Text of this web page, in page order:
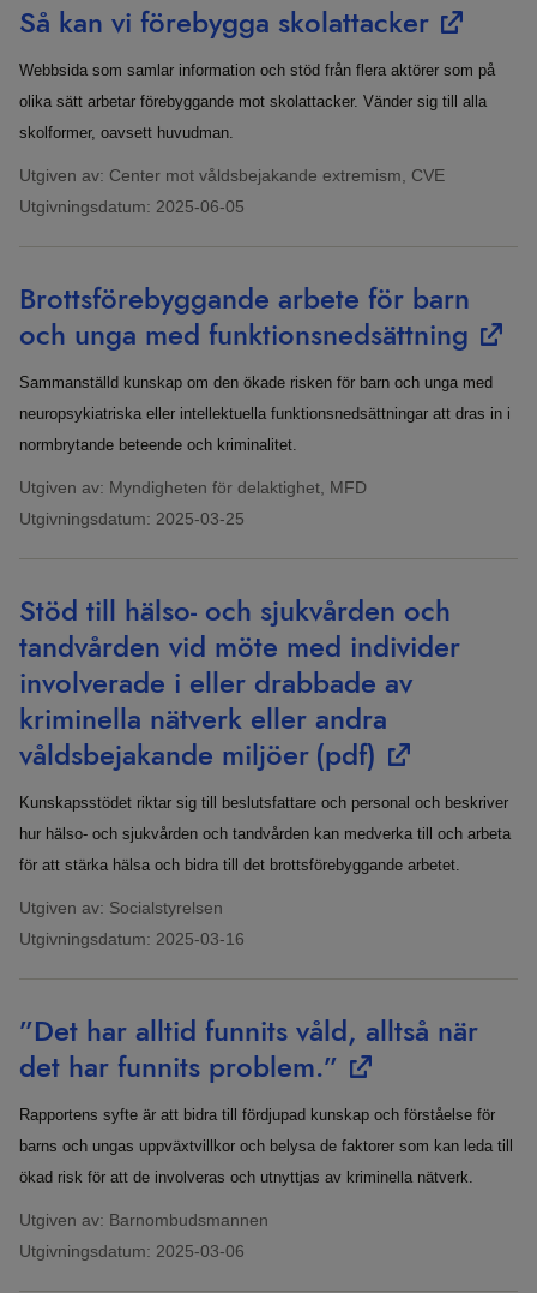
Så kan vi förebygga skolattacker
Webbsida som samlar information och stöd från flera aktörer som på
olika sätt arbetar förebyggande mot skolattacker. Vänder sig till alla
skolformer, oavsett huvudman.
Utgiven av: Center mot våldsbejakande extremism, CVE
Utgivningsdatum: 2025-06-05
Brottsförebyggande arbete för barn
och unga med funktionsnedsättning
Sammanställd kunskap om den ökade risken för barn och unga med
neuropsykiatriska eller intellektuella funktionsnedsättningar att dras in i
normbrytande beteende och kriminalitet.
Utgiven av: Myndigheten för delaktighet, MFD
Utgivningsdatum: 2025-03-25
Stöd till hälso- och sjukvården och
tandvården vid möte med individer
involverade i eller drabbade av
kriminella nätverk eller andra
våldsbejakande miljöer (pdf)
Kunskapsstödet riktar sig till beslutsfattare och personal och beskriver
hur hälso- och sjukvården och tandvården kan medverka till och arbeta
för att stärka hälsa och bidra till det brottsförebyggande arbetet.
Utgiven av: Socialstyrelsen
Utgivningsdatum: 2025-03-16
”Det har alltid funnits våld, alltså när
det har funnits problem.”
Rapportens syfte är att bidra till fördjupad kunskap och förståelse för
barns och ungas uppväxtvillkor och belysa de faktorer som kan leda till
ökad risk för att de involveras och utnyttjas av kriminella nätverk.
Utgiven av: Barnombudsmannen
Utgivningsdatum: 2025-03-06